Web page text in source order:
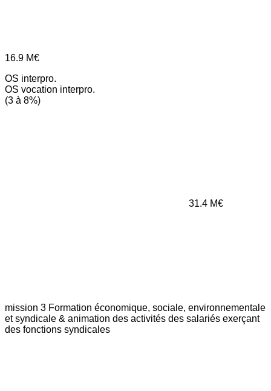
16.9 M€
OS interpro.
OS vocation interpro.
(3 à 8%)
31.4 M€
mission 3 Formation économique, sociale, environnementale
et syndicale & animation des activités des salariés exerçant
des fonctions syndicales